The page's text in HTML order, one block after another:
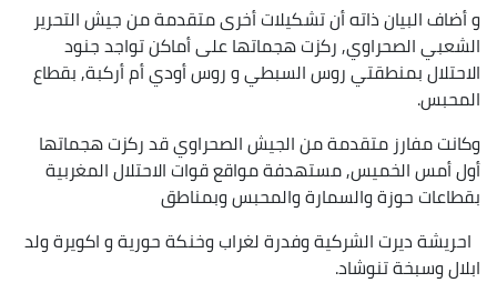
و أضاف البيان ذاته أن تشكيلات أخرى متقدمة من جيش التحرير
الشعبي الصحراوي, ركزت هجماتها على أماكن تواجد جنود
الاحتلال بمنطقتي روس السبطي و روس أودي أم أركبة, بقطاع
المحبس.
وكانت مفارز متقدمة من الجيش الصحراوي قد ركزت هجماتها
أول أمس الخميس, مستهدفة مواقع قوات الاحتلال المغربية
بقطاعات حوزة والسمارة والمحبس وبمناطق
احريشة ديرت الشركية وفدرة لغراب وخنكة حورية و اكويرة ولد
ابلال وسبخة تنوشاد.